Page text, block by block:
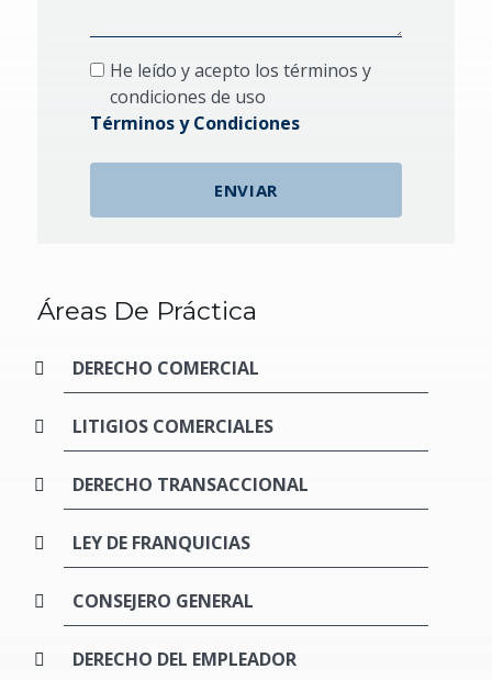
He leído y acepto los términos y
condiciones de uso
Términos y Condiciones
Áreas De Práctica
DERECHO COMERCIAL
LITIGIOS COMERCIALES
DERECHO TRANSACCIONAL
LEY DE FRANQUICIAS
CONSEJERO GENERAL
DERECHO DEL EMPLEADOR